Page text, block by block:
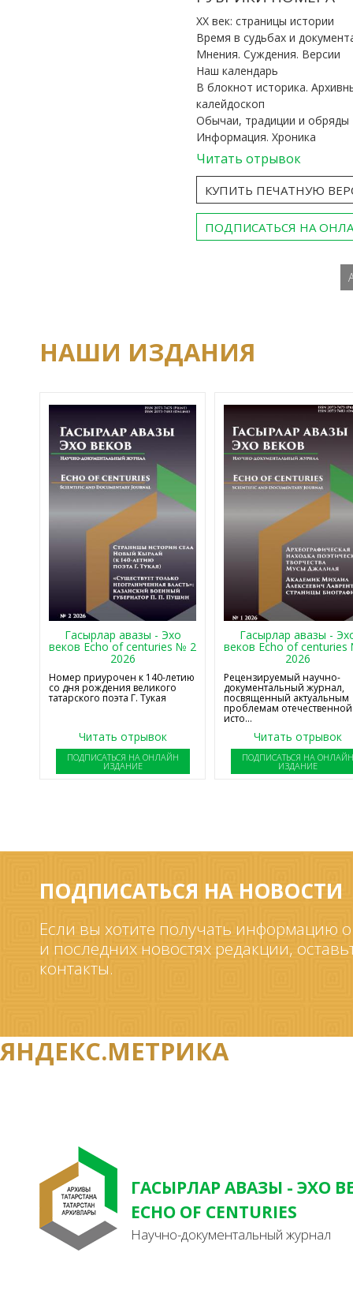
ХХ век: страницы истории
Время в судьбах и
Мнения. Суждения. Версии
Наш календарь
В блокнот историка.
калейдоскоп
Обычаи, традиции и обряды
Информация. Хроника
Читать отрывок
КУПИТЬ ПЕЧАТНУЮ
ПОДПИСАТЬСЯ НА
НАШИ ИЗДАНИЯ
Гасырлар авазы - Эхо
веков Echo of centuries № 2
2026
Номер приурочен к 140-летию
со дня рождения великого
татарского поэта Г. Тукая
Читать отрывок
ПОДПИСАТЬСЯ НА ОНЛАЙН
ИЗДАНИЕ
Гасырлар авазы -
веков Echo of
2026
Рецензируемый научно-
документальный журнал,
посвященный актуальным
проблемам отечественной
исто...
Читать отрывок
ПОДПИСАТЬСЯ НА
ИЗДАНИЕ
ПОДПИСАТЬСЯ НА НОВОСТИ
Если вы хотите получать информацию
и последних новостях редакции,
контакты.
ЯНДЕКС.МЕТРИКА
ГАСЫРЛАР АВАЗЫ - ЭХО
ECHO OF CENTURIES
Научно-документальный журнал